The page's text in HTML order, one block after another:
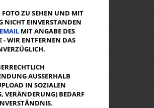
FOTO ZU SEHEN UND MIT
NICHT EINVERSTANDEN
MIT ANGABE DES
- WIR ENTFERNEN DAS
AUSSERHALB D
IN SOZIALEN N
BEDARF E